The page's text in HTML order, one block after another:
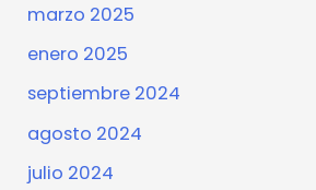
marzo 2025
enero 2025
septiembre 2024
agosto 2024
julio 2024